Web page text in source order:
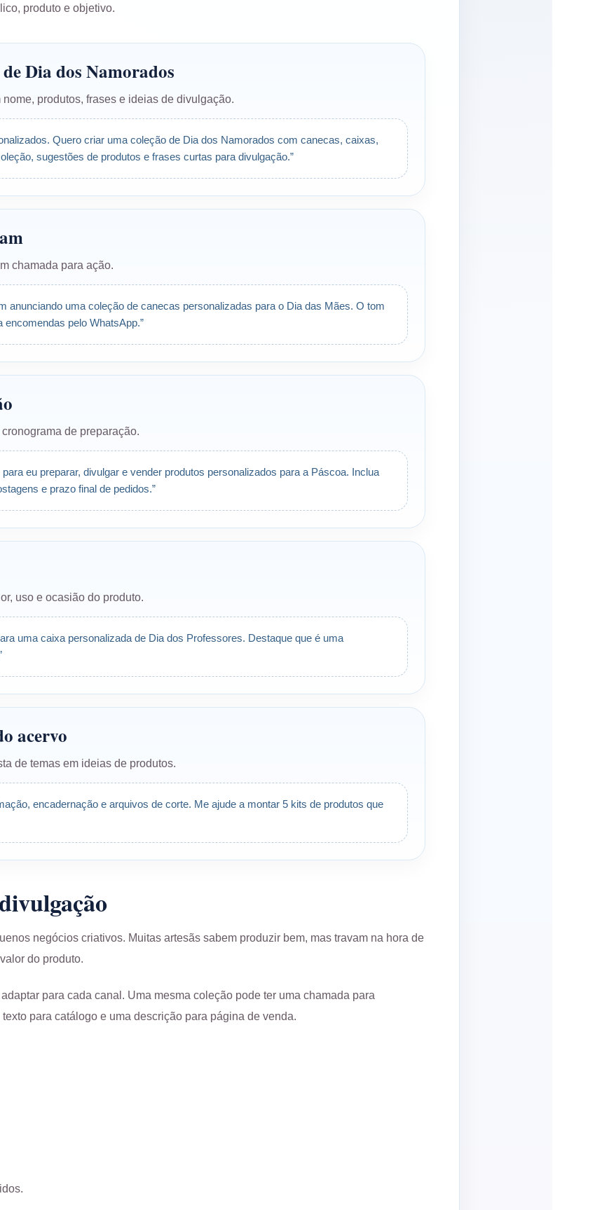
produto e objetivo.
Dia dos Namorados
produtos, frases e ideias de divulgação.
Quero criar uma coleção de Dia dos Namorados com canecas, caixas,
sugestões de produtos e frases curtas para divulgação.”
chamada para ação.
anunciando uma coleção de canecas personalizadas para o Dia das Mães. O tom
pelo WhatsApp.”
de preparação.
eu preparar, divulgar e vender produtos personalizados para a Páscoa. Inclua
e prazo final de pedidos.”
uso e ocasião do produto.
uma caixa personalizada de Dia dos Professores. Destaque que é uma
acervo
de temas em ideias de produtos.
encadernação e arquivos de corte. Me ajude a montar 5 kits de produtos que
negócios criativos. Muitas artesãs sabem produzir bem, mas travam na hora de
do produto.
para cada canal. Uma mesma coleção pode ter uma chamada para
para catálogo e uma descrição para página de venda.